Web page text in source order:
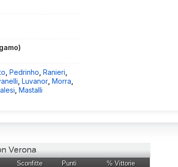
,Pedrinho ,Ranieri
,Luvanor ,Morra
,Mastalli
Verona
Sconfitte Punti
% Vittorie